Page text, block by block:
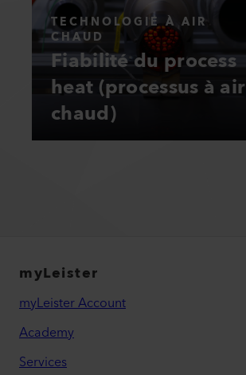
TECHNOLOGIE À AIR
CHAUD
Fiabilité du process
heat (processus à air
chaud)
myLeister
myLeister Account
Academy
Services